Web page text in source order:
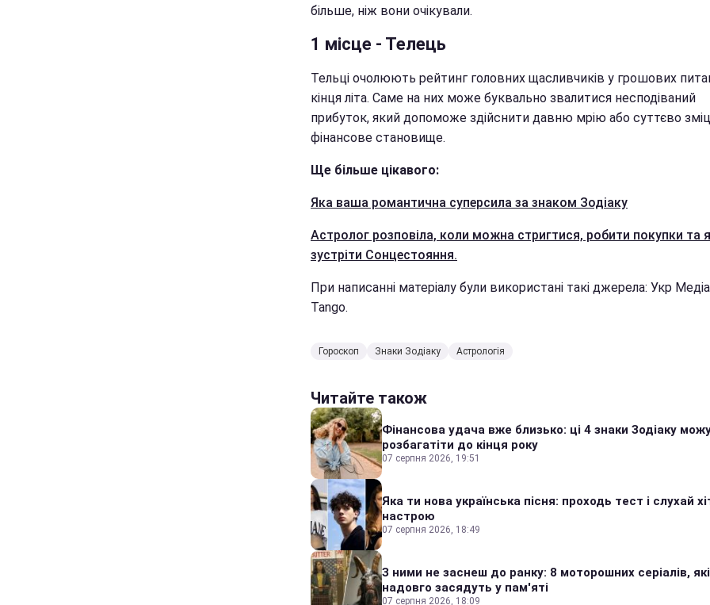
більше, ніж вони очікували.
1 місце - Телець
Тельці очолюють рейтинг головних щасливчиків у грошових
кінця літа. Саме на них може буквально звалитися несподіваний
прибуток, який допоможе здійснити давню мрію або суттєво
фінансове становище.
Ще більше цікавого:
Яка ваша романтична суперсила за знаком Зодіаку
Астролог розповіла, коли можна стригтися, робити покупки та
зустріти Сонцестояння.
При написанні матеріалу були використані такі джерела: Укр
Tango.
Гороскоп Знаки Зодіаку Астрологія
Читайте також
Фінансова удача вже близько: ці 4 знаки Зодіаку
розбагатіти до кінця року
07 серпня 2026, 19:51
Яка ти нова українська пісня: проходь тест і слухай
настрою
07 серпня 2026, 18:49
З ними не заснеш до ранку: 8 моторошних серіалів, які
надовго засядуть у пам'яті
07 серпня 2026, 18:09